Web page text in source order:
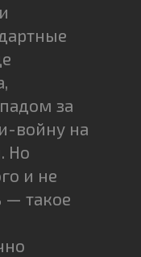
за
войну на
Но
и не
такое